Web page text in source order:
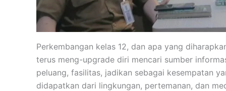
Perkembangan kelas 12, dan apa yang
terus meng-upgrade diri mencari sumber
peluang, fasilitas, jadikan sebagai kesempatan
didapatkan dari lingkungan, pertemanan, dan